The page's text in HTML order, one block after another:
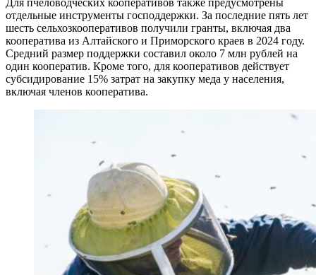
отдельные инструменты господдержки. За последние пять лет
шесть сельхозкооперативов получили гранты, включая два
кооператива из Алтайского и Приморского краев в 2024 году.
Средний размер поддержки составил около 7 млн рублей на
один кооператив. Кроме того, для кооперативов действует
субсидирование 15% затрат на закупку меда у населения,
включая членов кооператива.